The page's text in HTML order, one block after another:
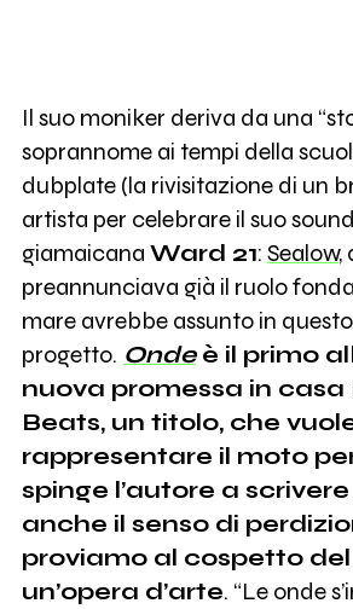
Il suo moniker deriva da una
soprannome ai tempi della
dubplate (la rivisitazione di un
artista per celebrare il suo
giamaicana Ward 21: Sealow,
preannunciava già il ruolo
mare avrebbe assunto in questo
progetto. Ondeè il primo
nuova promessa in
Beats, un titolo, che
rappresentare il moto
spinge l’autore a
anche il senso di
proviamo al cospetto
un’opera d’arte. “Le onde